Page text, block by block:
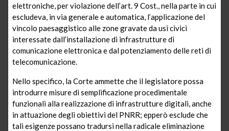
elettroniche, per violazione dell’art. 9 Cost., nella parte in cui
escludeva, in via generale e automatica, l’applicazione del
vincolo paesaggistico alle zone gravate da usi civici
interessate dall’installazione di infrastrutture di
comunicazione elettronica e dal potenziamento delle reti di
telecomunicazione.
Nello specifico, la Corte ammette che il legislatore possa
introdurre misure di semplificazione procedimentale
funzionali alla realizzazione di infrastrutture digitali, anche
in attuazione degli obiettivi del PNRR; epperò esclude che
tali esigenze possano tradursi nella radicale eliminazione